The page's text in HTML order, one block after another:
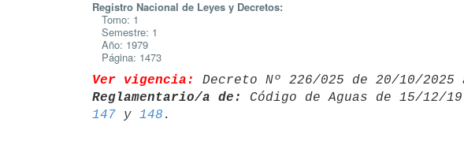
Registro Nacional de Leyes y Decretos:
Tomo: 1
Semestre: 1
Año: 1979
Página: 1473
Ver vigencia: Decreto Nº 226/025 de 20/10/
Reglamentario/a de:
Código de Aguas de 15/12/
147 y 148